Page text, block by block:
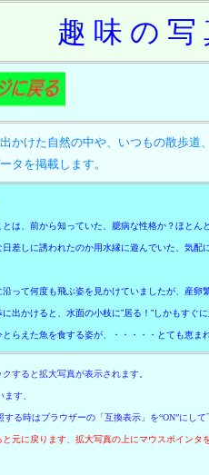
趣 味 の
かけた自然の中や、いつもの散歩
タを掲載します。
とは、前から知っていた、臆病な性格か？ほと
差しに誘われたのか用水縁に遊んでいた、気
って何度も飛ぶ姿を見かけていましたが、産
出かけると、水面の小枝に”居る！”しかもす
らえた魚を食する姿が、・・・・・とても恵
すると拡大写真が表示されます。
す、
する時はブラウザーの「互換表示」を“ON”にし
と元に戻ります、拡大写真の上にマウスポイン